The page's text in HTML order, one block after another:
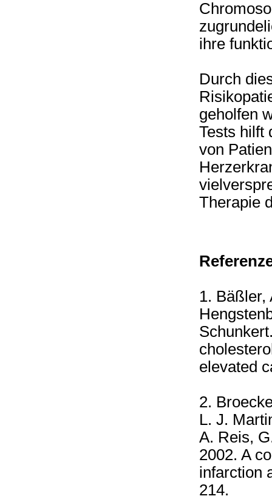
ihre
Durch
geholfen
Tests hilft
von
Therapie
1. Bäßler,
elevated
2.
L. J.
A. Reis,
2002. A
infarction
214.